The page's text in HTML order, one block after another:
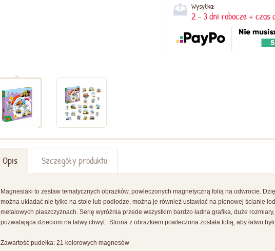
Wysyłka:
2 - 3 dni robocze + czas
Opis Szczegóły produktu
Magnesiaki to zestaw tematycznych obrazków, powleczonych magnetyczną folią na odwrocie.
można układać nie tylko na stole lub podłodze, można je również ustawiać na pionowej ścianie
metalowych płaszczyznach. Serię wyróżnia przede wszystkim bardzo ładna grafika, duże
pozwalająca dzieciom na łatwy chwyt. Strona z obrazkiem powleczona została folią, aby łatwo
Zawartość pudełka: 21 kolorowych magnesów